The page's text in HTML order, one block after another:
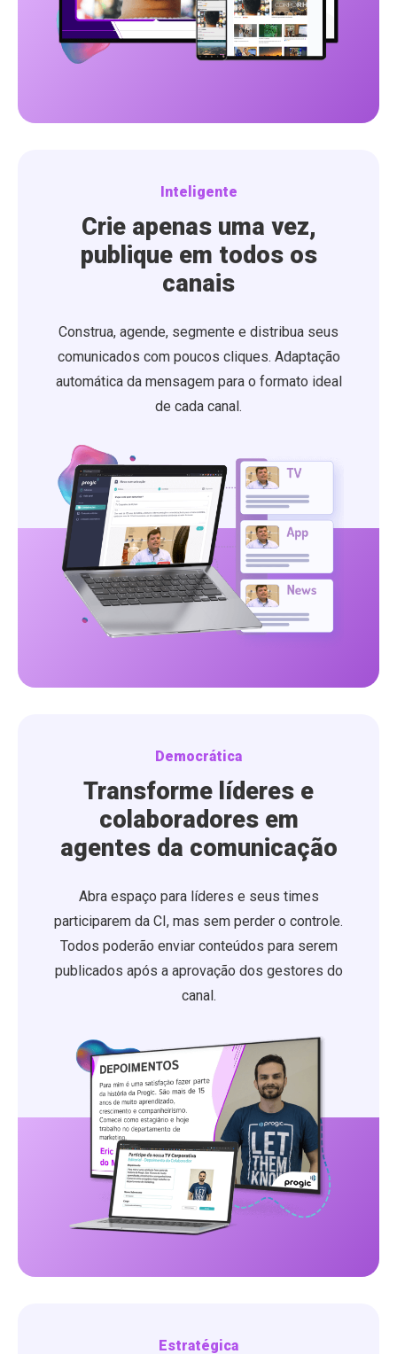
Inteligente
Crie apenas uma vez,
publique em todos os
canais
Construa, agende, segmente e distribua seus
comunicados com poucos cliques. Adaptação
automática da mensagem para o formato ideal
de cada canal.
Democrática
Transforme líderes e
colaboradores em
agentes da comunicação
Abra espaço para líderes e seus times
participarem da CI, mas sem perder o controle.
Todos poderão enviar conteúdos para serem
publicados após a aprovação dos gestores do
canal.
Estratégica